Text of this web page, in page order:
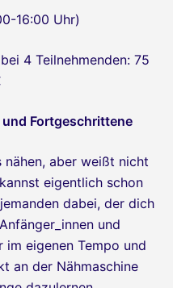
16:00 Uhr)
4 Teilnehmenden: 75
Fortgeschrittene
aber weißt nicht
eigentlich schon
dabei, der dich
und
im eigenen Tempo und
an der Nähmaschine